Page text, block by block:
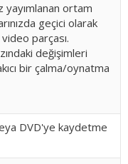
ortam
geçici olarak
parçası.
değişimleri
bir çalma/oynatma
DVD'ye kaydetme